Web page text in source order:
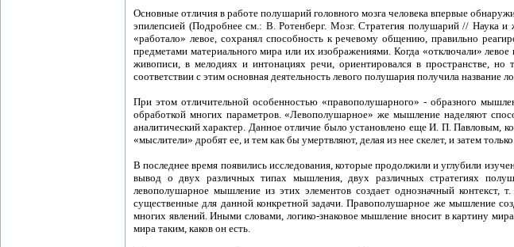
Основные отличия в работе полушарий головного мозга человека впервые
эпилепсией (Подробнее см.: В. Ротенберг. Мозг. Стратегия полушарий // Наука
«работало» левое, сохранял способность к речевому общению, правильно
предметами материального мира или их изображениями. Когда «отключали»
живописи, в мелодиях и интонациях речи, ориентировался в пространстве,
соответствии с этим основная деятельность левого полушария получила название
При этом отличительной особенностью «правополушарного» - образного
обработкой многих параметров. «Левополушарное» же мышление наделяют
аналитический характер. Данное отличие было установлено еще И. П. Павловым,
«мыслители» дробят ее, и тем как бы умертвляют, делая из нее скелет, и затем
В последнее время появились исследования, которые продолжили и углубили
вывод о двух различных типах мышления, двух различных стратегиях
левополушарное мышление из этих элементов создает однозначный
существенные для данной конкретной задачи. Правополушарное же мышление
многих явлений. Иными словами, логико-знаковое мышление вносит в картину
мира таким, каков он есть.